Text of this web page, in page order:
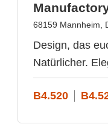
68159 Mannheim,
Design, das
Natürlicher.
B4.520